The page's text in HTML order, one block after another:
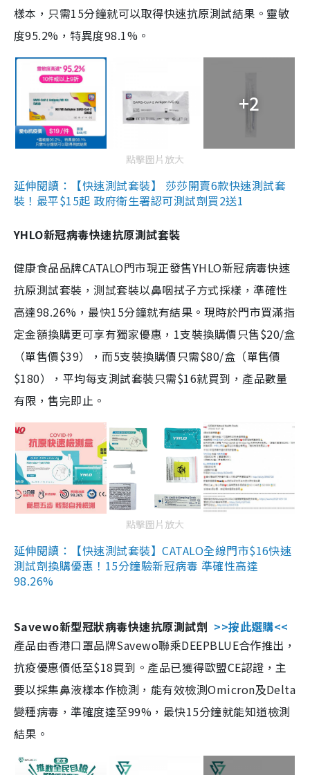
樣本，只需15分鐘就可以取得快速抗原測試結果。靈敏
度95.2%，特異度98.1%。
+2
點擊圖片放大
延伸閱讀：【快速測試套裝】 莎莎開賣6款快速測試套
裝！最平$15起 政府衛生署認可測試劑買2送1
YHLO新冠病毒快速抗原測試套裝
健康食品品牌CATALO門市現正發售YHLO新冠病毒快速
抗原測試套裝，測試套裝以鼻咽拭子方式採樣，準確性
高達98.26%，最快15分鐘就有結果。現時於門市買滿指
定金額換購更可享有獨家優惠，1支裝換購價只售$20/盒
（單售價$39），而5支裝換購價只需$80/盒（單售價
$180），平均每支測試套裝只需$16就買到，產品數量
有限，售完即止。
點擊圖片放大
延伸閱讀：【快速測試套裝】CATALO全線門市$16快速
測試劑換購優惠！15分鐘驗新冠病毒 準確性高達
98.26%
Savewo新型冠狀病毒快速抗原測試劑 >>按此選購<<
產品由香港口罩品牌Savewo聯乘DEEPBLUE合作推出，
抗疫優惠價低至$18買到。產品已獲得歐盟CE認證，主
要以採集鼻液樣本作檢測，能有效檢測Omicron及Delta
變種病毒，準確度達至99%，最快15分鐘就能知道檢測
結果。